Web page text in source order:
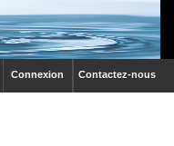
Contactez-nous
Connexion